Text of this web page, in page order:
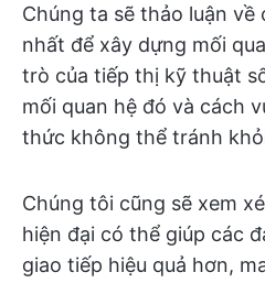
Chúng ta sẽ thảo luận
nhất để xây dựng mối
trò của tiếp thị kỹ thuật
mối quan hệ đó và cách
thức không thể tránh
Chúng tôi cũng sẽ xem
hiện đại có thể giúp các
giao tiếp hiệu quả hơn,